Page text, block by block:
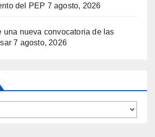
del PEP 7 agosto, 2026
una nueva convocatoria de las
7 agosto, 2026